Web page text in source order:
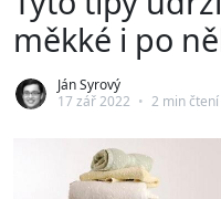
měkké i po
Ján Syrový
17 zář 2022 • 2 min čtení